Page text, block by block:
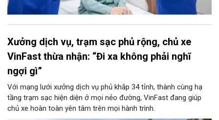
Xưởng dịch vụ, trạm sạc phủ rộng, chủ xe
VinFast thừa nhận: “Đi xa không phải nghĩ
ngợi gì”
Với mạng lưới xưởng dịch vụ phủ khắp 34 tỉnh, thành cùng hạ
tầng trạm sạc hiện diện ở mọi nẻo đường, VinFast đang giúp
chủ xe hoàn toàn yên tâm trên mọi hành trình.